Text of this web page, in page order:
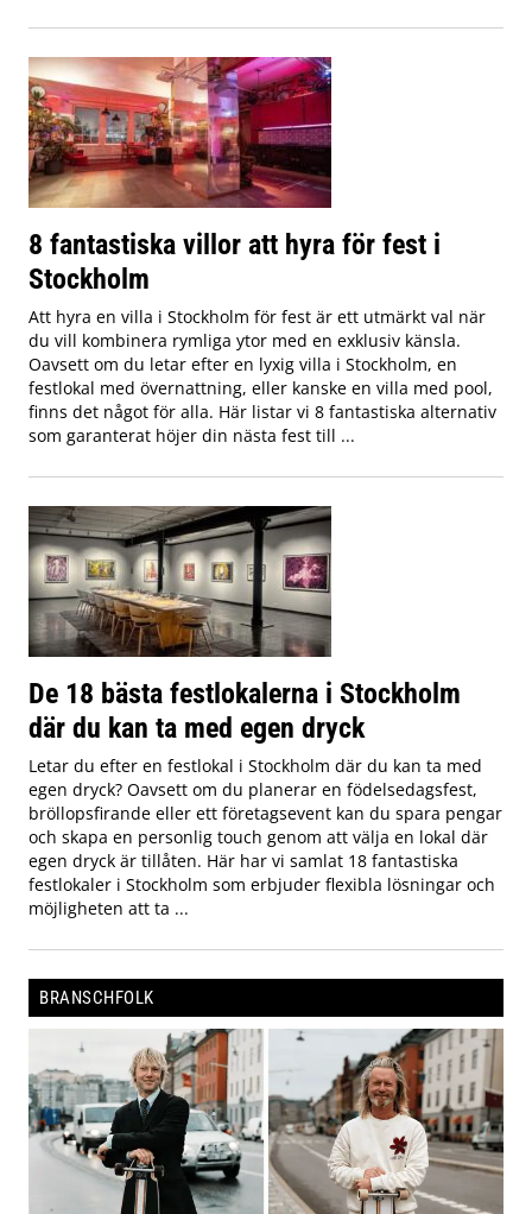
8 fantastiska villor att hyra för fest i
Stockholm
Att hyra en villa i Stockholm för fest är ett utmärkt val när
du vill kombinera rymliga ytor med en exklusiv känsla.
Oavsett om du letar efter en lyxig villa i Stockholm, en
festlokal med övernattning, eller kanske en villa med pool,
finns det något för alla. Här listar vi 8 fantastiska alternativ
som garanterat höjer din nästa fest till ...
De 18 bästa festlokalerna i Stockholm
där du kan ta med egen dryck
Letar du efter en festlokal i Stockholm där du kan ta med
egen dryck? Oavsett om du planerar en födelsedagsfest,
bröllopsfirande eller ett företagsevent kan du spara pengar
och skapa en personlig touch genom att välja en lokal där
egen dryck är tillåten. Här har vi samlat 18 fantastiska
festlokaler i Stockholm som erbjuder flexibla lösningar och
möjligheten att ta ...
BRANSCHFOLK